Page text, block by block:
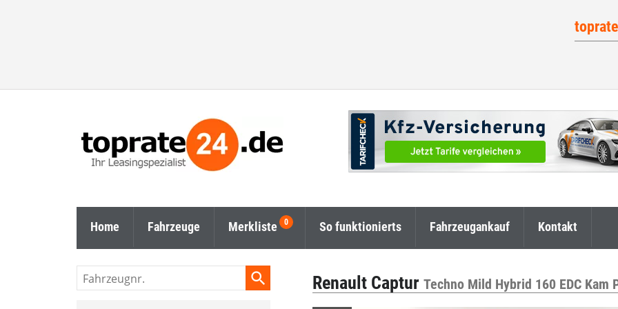
Home Fahrzeuge Merkliste So funktionierts Fahrzeugankauf Kontakt
Renault CapturTechno Mild Hybrid 160 EDC Kam
Fahrzeugnr.